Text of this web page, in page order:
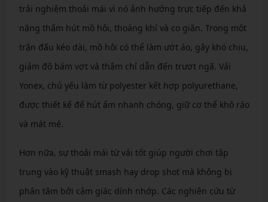
trải nghiệm thoải mái vì nó ảnh hưởng trực tiếp đến khả
năng thấm hút mồ hôi, thoáng khí và co giãn. Trong một
trận đấu kéo dài, mồ hôi có thể làm ướt áo, gây khó chịu,
giảm độ bám vợt và thậm chí dẫn đến trượt ngã. Vải
Yonex, chủ yếu làm từ polyester kết hợp polyurethane,
được thiết kế để hút ẩm nhanh chóng, giữ cơ thể khô ráo
và mát mẻ.
Hơn nữa, sự thoải mái từ vải tốt giúp người chơi tập
trung vào kỹ thuật smash hay drop shot mà không bị
phân tâm bởi cảm giác dính nhớp. Các nghiên cứu từ